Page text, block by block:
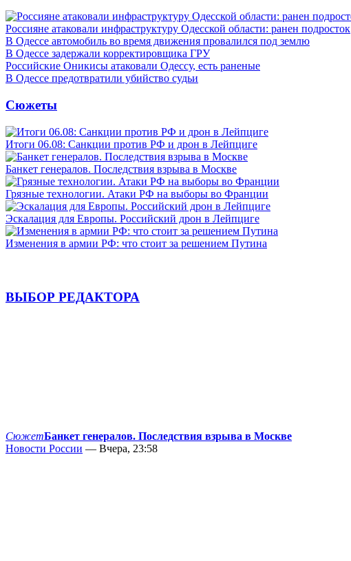
Россияне атаковали инфраструктуру Одесской области: ранен подросток
В Одессе автомобиль во время движения провалился под землю
В Одессе задержали корректировщика ГРУ
Российские Оникисы атаковали Одессу, есть раненые
В Одессе предотвратили убийство судьи
Сюжеты
Итоги 06.08: Санкции против РФ и дрон в Лейпциге
Банкет генералов. Последствия взрыва в Москве
Грязные технологии. Атаки РФ на выборы во Франции
Эскалация для Европы. Российский дрон в Лейпциге
Изменения в армии РФ: что стоит за решением Путина
ВЫБОР РЕДАКТОРА
СюжетБанкет генералов. Последствия взрыва в Москве
Новости России — Вчера, 23:58